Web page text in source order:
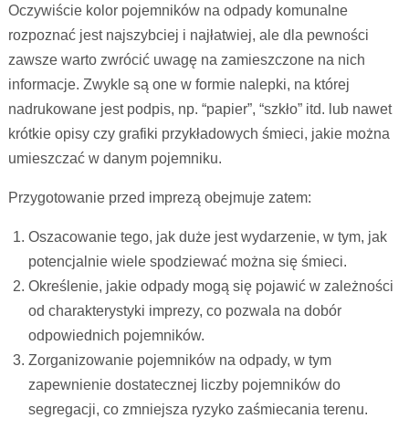
Oczywiście kolor pojemników na odpady komunalne
rozpoznać jest najszybciej i najłatwiej, ale dla pewności
zawsze warto zwrócić uwagę na zamieszczone na nich
informacje. Zwykle są one w formie nalepki, na której
nadrukowane jest podpis, np. “papier”, “szkło” itd. lub nawet
krótkie opisy czy grafiki przykładowych śmieci, jakie można
umieszczać w danym pojemniku.
Przygotowanie przed imprezą obejmuje zatem:
Oszacowanie tego, jak duże jest wydarzenie, w tym, jak
potencjalnie wiele spodziewać można się śmieci.
Określenie, jakie odpady mogą się pojawić w zależności
od charakterystyki imprezy, co pozwala na dobór
odpowiednich pojemników.
Zorganizowanie pojemników na odpady, w tym
zapewnienie dostatecznej liczby pojemników do
segregacji, co zmniejsza ryzyko zaśmiecania terenu.